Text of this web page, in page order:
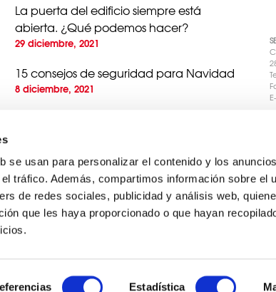
se usan para personalizar el contenido y los
tráfico. Además, compartimos información sobre el
de redes sociales, publicidad y análisis web,
que les haya proporcionado o que hayan
Estadística
La puerta del edificio siempre está
abierta. ¿Qué podemos hacer?
29 diciembre, 2021
15 consejos de seguridad para Navidad
8 diciembre, 2021
2 noviembre, 2021
¿Qué pasa si el presidente de mi
comunidad pone videovigilancia sin
consultar a los vecinos?